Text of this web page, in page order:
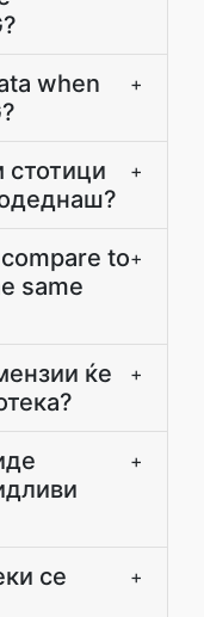
when
+
одеднаш?
+
to
same
+
ќе
+
+
се
+